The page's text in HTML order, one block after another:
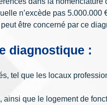
n’excède pas
être concerné par ce
diagnostique :
tel que les locaux
ainsi que le logement de